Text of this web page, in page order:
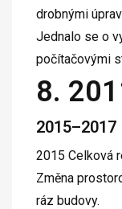
drobnými
Jednalo se o
počítačovými
8.
2015–2017
2015 Celková
Změna
ráz budovy.